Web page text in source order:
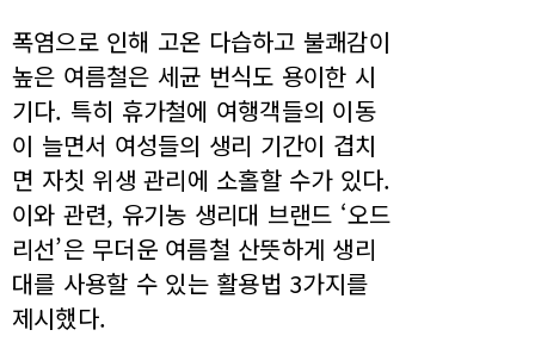
폭염으로 인해 고온 다습하고 불쾌감이
높은 여름철은 세균 번식도 용이한 시
기다. 특히 휴가철에 여행객들의 이동
이 늘면서 여성들의 생리 기간이 겹치
면 자칫 위생 관리에 소홀할 수가 있다.
이와 관련, 유기농 생리대 브랜드 ‘오드
리선’은 무더운 여름철 산뜻하게 생리
대를 사용할 수 있는 활용법 3가지를
제시했다.